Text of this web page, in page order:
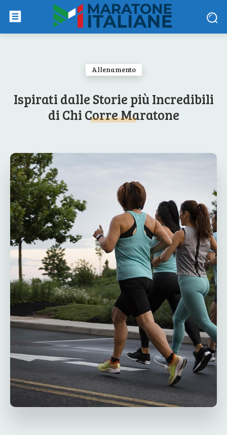
Allenamento
Ispirati dalle Storie più Incredibili
di Chi Corre Maratone